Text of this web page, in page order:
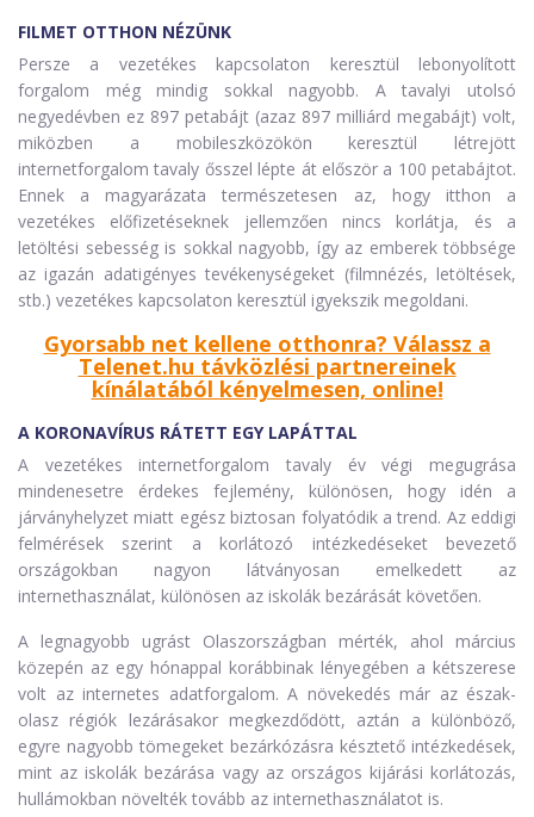
FILMET OTTHON NÉZÜNK
Persze a vezetékes kapcsolaton keresztül lebonyolított
forgalom még mindig sokkal nagyobb. A tavalyi utolsó
negyedévben ez 897 petabájt (azaz 897 milliárd megabájt) volt,
miközben a mobileszközökön keresztül létrejött
internetforgalom tavaly ősszel lépte át először a 100 petabájtot.
Ennek a magyarázata természetesen az, hogy itthon a
vezetékes előfizetéseknek jellemzően nincs korlátja, és a
letöltési sebesség is sokkal nagyobb, így az emberek többsége
az igazán adatigényes tevékenységeket (filmnézés, letöltések,
stb.) vezetékes kapcsolaton keresztül igyekszik megoldani.
Gyorsabb net kellene otthonra? Válassz a
Telenet.hu távközlési partnereinek
kínálatából kényelmesen, online!
A KORONAVÍRUS RÁTETT EGY LAPÁTTAL
A vezetékes internetforgalom tavaly év végi megugrása
mindenesetre érdekes fejlemény, különösen, hogy idén a
járványhelyzet miatt egész biztosan folyatódik a trend. Az eddigi
felmérések szerint a korlátozó intézkedéseket bevezető
országokban nagyon látványosan emelkedett az
internethasználat, különösen az iskolák bezárását követően.
A legnagyobb ugrást Olaszországban mérték, ahol március
közepén az egy hónappal korábbinak lényegében a kétszerese
volt az internetes adatforgalom. A növekedés már az észak-
olasz régiók lezárásakor megkezdődött, aztán a különböző,
egyre nagyobb tömegeket bezárkózásra késztető intézkedések,
mint az iskolák bezárása vagy az országos kijárási korlátozás,
hullámokban növelték tovább az internethasználatot is.